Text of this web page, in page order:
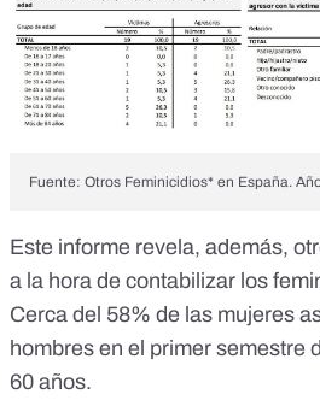
Fuente: Otros Feminicidios* en España.
Este informe revela, además,
a la hora de contabilizar los
Cerca del 58% de las mujeres
hombres en el primer semestre
60 años.